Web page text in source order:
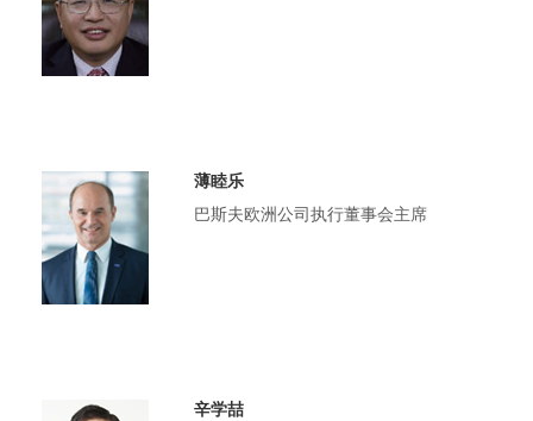
薄睦乐
巴斯夫欧洲公司执行董事会主席
辛学喆